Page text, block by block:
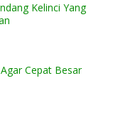
Kelinci Yang
Cepat Besar